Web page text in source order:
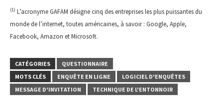
(1) L’acronyme GAFAM désigne cinq des entreprises les plus puissantes du
monde de l’internet, toutes américaines, à savoir : Google, Apple,
Facebook, Amazon et Microsoft.
CATÉGORIES
QUESTIONNAIRE
MOTS CLÉS
ENQUÊTE EN LIGNE
LOGICIEL D'ENQUÊTES
MESSAGE D'INVITATION
TECHNIQUE DE L'ENTONNOIR